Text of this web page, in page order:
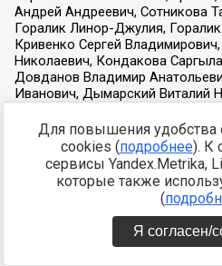
Для повышения удобства
cookies (подробнее). К
сервисы Yandex.Metrika,
которые также
(
Я согласен/